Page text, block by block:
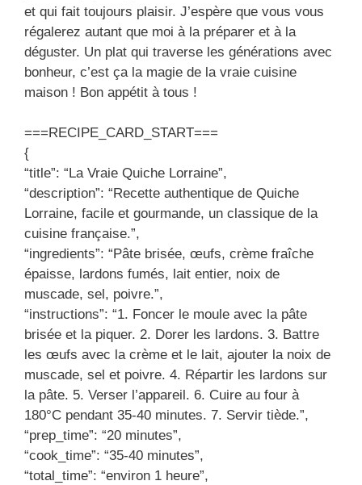
et qui fait toujours plaisir. J’espère que vous vous
régalerez autant que moi à la préparer et à la
déguster. Un plat qui traverse les générations avec
bonheur, c’est ça la magie de la vraie cuisine
maison ! Bon appétit à tous !
===RECIPE_CARD_START===
{
“title”: “La Vraie Quiche Lorraine”,
“description”: “Recette authentique de Quiche
Lorraine, facile et gourmande, un classique de la
cuisine française.”,
“ingredients”: “Pâte brisée, œufs, crème fraîche
épaisse, lardons fumés, lait entier, noix de
muscade, sel, poivre.”,
“instructions”: “1. Foncer le moule avec la pâte
brisée et la piquer. 2. Dorer les lardons. 3. Battre
les œufs avec la crème et le lait, ajouter la noix de
muscade, sel et poivre. 4. Répartir les lardons sur
la pâte. 5. Verser l’appareil. 6. Cuire au four à
180°C pendant 35-40 minutes. 7. Servir tiède.”,
“prep_time”: “20 minutes”,
“cook_time”: “35-40 minutes”,
“total_time”: “environ 1 heure”,